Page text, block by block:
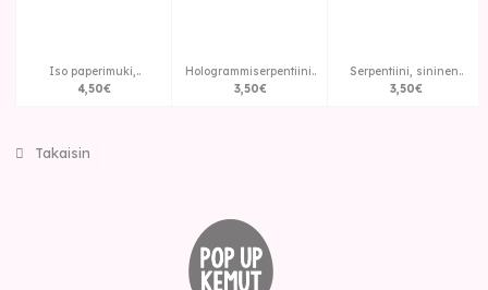
Iso paperimuki,..
4,50€
Hologrammiserpentiini..
3,50€
Serpentiini, sininen..
3,50€
Takaisin